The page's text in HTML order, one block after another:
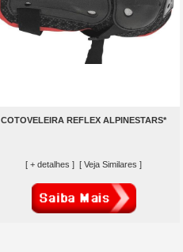
COTOVELEIRA REFLEX ALPINESTARS*
[ + detalhes ] [ Veja Similares ]